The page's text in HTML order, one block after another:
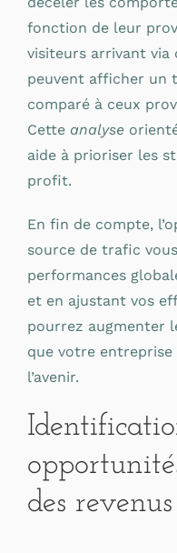
fonction de leur
visiteurs arrivant via
peuvent afficher un
comparé à ceux
Cette analyse
aide à prioriser les
profit.
En fin de compte,
source de trafic
performances
et en ajustant vos
pourrez augmenter
que votre
l’avenir.
des revenus